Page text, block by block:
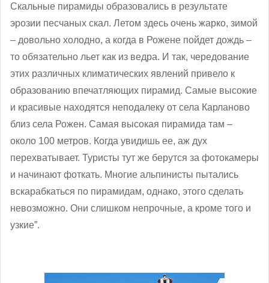
Скальные пирамиды образовались в результате
эрозии песчаных скал. Летом здесь очень жарко, зимой
– довольно холодно, а когда в Рожене пойдет дождь –
то обязательно льет как из ведра. И так, чередование
этих различных климатических явлений привело к
образованию впечатляющих пирамид. Самые высокие
и красивые находятся неподалеку от села Карланово
близ села Рожен. Самая высокая пирамида там –
около 100 метров. Когда увидишь ее, аж дух
перехватывает. Туристы тут же берутся за фотокамеры
и начинают фоткать. Многие альпинисты пытались
вскарабкаться по пирамидам, однако, этого сделать
невозможно. Они слишком непрочные, а кроме того и
узкие”.